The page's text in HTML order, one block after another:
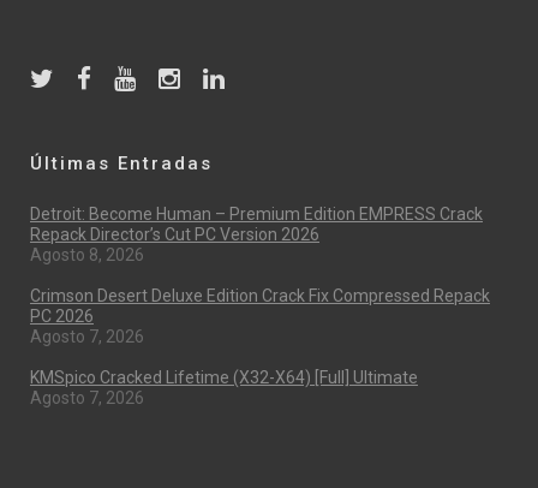
Últimas Entradas
Detroit: Become Human – Premium Edition EMPRESS Crack
Repack Director’s Cut PC Version 2026
Agosto 8, 2026
Crimson Desert Deluxe Edition Crack Fix Compressed Repack
PC 2026
Agosto 7, 2026
KMSpico Cracked Lifetime (x32-X64) [Full] Ultimate
Agosto 7, 2026